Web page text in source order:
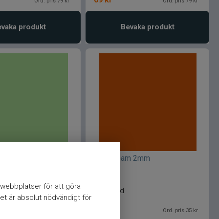
för att göra
är absolut nödvändigt för
produkt Bevaka produkt
J:son foam 2mm
Rusty red
Ord. pris 35 kr